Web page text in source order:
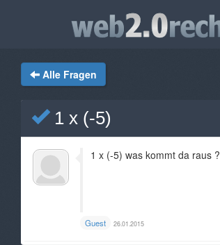
Alle Fragen
1 x (-5)
1 x (-5) was kommt da raus ?
Guest 26.01.2015